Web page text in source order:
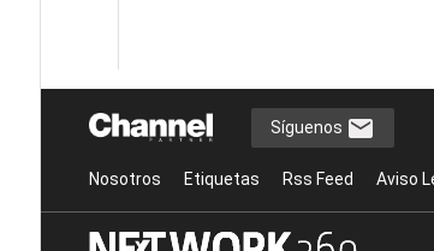
Síguenos
Nosotros Etiquetas Rss Feed Aviso